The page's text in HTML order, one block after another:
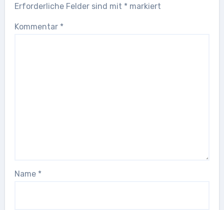
Erforderliche Felder sind mit * markiert
Kommentar *
Name *